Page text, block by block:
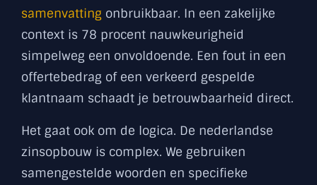
samenvatting onbruikbaar. In een zakelijke
context is 78 procent nauwkeurigheid
simpelweg een onvoldoende. Een fout in een
offertebedrag of een verkeerd gespelde
klantnaam schaadt je betrouwbaarheid direct.
Het gaat ook om de logica. De nederlandse
zinsopbouw is complex. We gebruiken
samengestelde woorden en specifieke